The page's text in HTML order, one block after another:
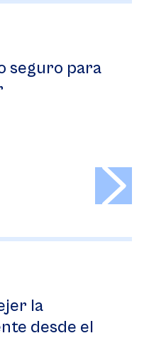
seguro para
la
desde el